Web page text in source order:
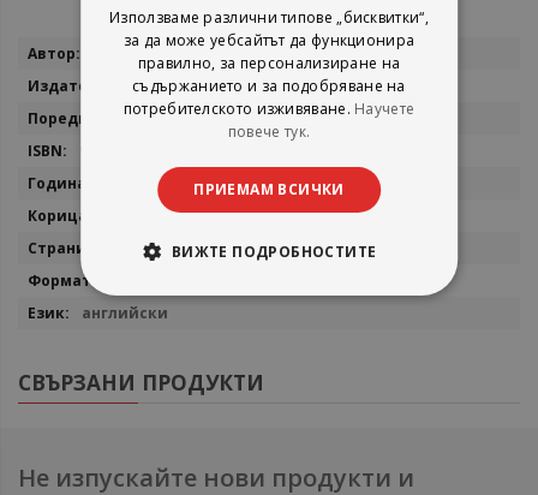
Повече
China Mieville
Pan
New Crobuzon Series
2023
880
английски
СВЪРЗАНИ ПРОДУКТИ
Не изпускайте нови продукти и
Използваме различни типове „бисквитки“,
за да може уебсайтът да функционира
правилно, за персонализиране на
съдържанието и за подобряване на
потребителското изживяване. Научете
повече тук.
ПРИЕМАМ ВСИЧКИ
ВИЖТЕ ПОДРОБНОСТИТЕ